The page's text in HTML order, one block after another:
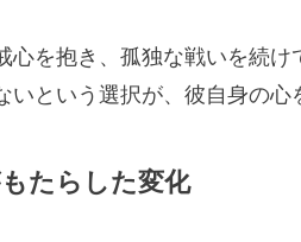
心を抱き、孤独な戦いを続
という選択が、彼自身の心
たらした変化